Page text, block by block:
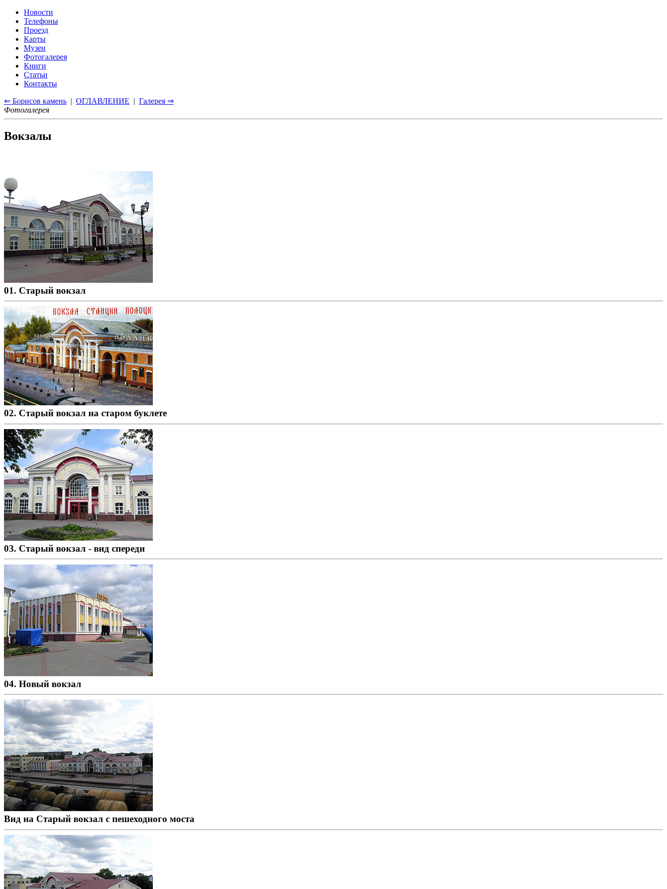
Новости
Телефоны
Проезд
Карты
Музеи
Фотогалерея
Книги
Статьи
Контакты
⇐ Борисов камень | ОГЛАВЛЕНИЕ | Галерея ⇒
Фотогалерея
Вокзалы
01. Старый вокзал
02. Старый вокзал на старом буклете
03. Старый вокзал - вид спереди
04. Новый вокзал
Вид на Старый вокзал с пешеходного моста